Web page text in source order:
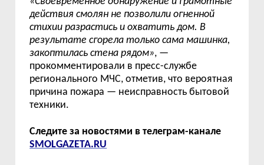
действия смолян не позволили огненной
стихии разрастись и охватить дом. В
результате сгорела только сама машинка,
закоптилась стена рядом», —
прокомментировали в пресс-службе
регионального МЧС, отметив, что вероятная
причина пожара — неисправность бытовой
техники.
Следите за новостями в телеграм-канале
SMOLGAZETA.RU